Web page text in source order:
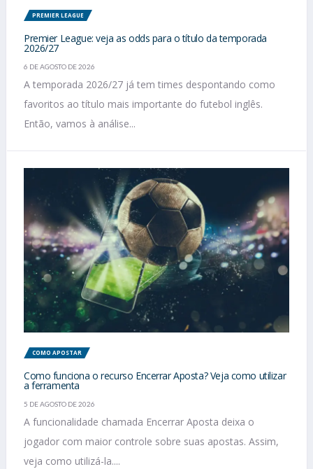
PREMIER LEAGUE
Premier League: veja as odds para o título da temporada
2026/27
6 DE AGOSTO DE 2026
A temporada 2026/27 já tem times despontando como
favoritos ao título mais importante do futebol inglês.
Então, vamos à análise...
COMO APOSTAR
Como funciona o recurso Encerrar Aposta? Veja como utilizar
a ferramenta
5 DE AGOSTO DE 2026
A funcionalidade chamada Encerrar Aposta deixa o
jogador com maior controle sobre suas apostas. Assim,
veja como utilizá-la....